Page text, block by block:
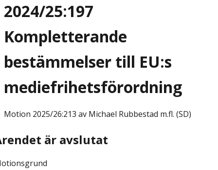
2024/25:197
Kompletterande
bestämmelser till EU:s
mediefrihetsförordning
Motion 2025/26:213 av Michael Rubbestad m.fl. (SD)
är avslutat